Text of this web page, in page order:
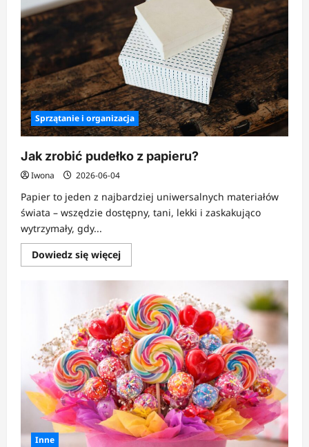
Sprzątanie i organizacja
Jak zrobić pudełko z papieru?
Iwona 2026-06-04
Papier to jeden z najbardziej uniwersalnych materiałów
świata – wszędzie dostępny, tani, lekki i zaskakująco
wytrzymały, gdy...
Dowiedz się więcejDowiedz
się
o
zrobić
pudełko
z
papieru?
Inne